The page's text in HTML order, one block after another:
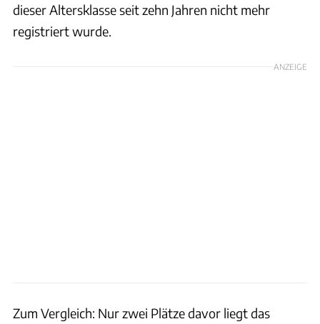
dieser Altersklasse seit zehn Jahren nicht mehr
registriert wurde.
ANZEIGE
Zum Vergleich: Nur zwei Plätze davor liegt das